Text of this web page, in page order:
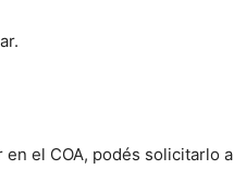
el COA, podés solicitarlo a